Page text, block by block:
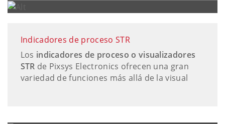
Indicadores de proceso STR
Los indicadores de proceso o visualizadores
STR de Pixsys Electronics ofrecen una gran
variedad de funciones más allá de la visual